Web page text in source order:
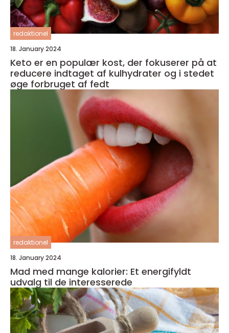
redaktionel
18. January 2024
Keto er en populær kost, der fokuserer på at
reducere indtaget af kulhydrater og i stedet
øge forbruget af fedt
redaktionel
18. January 2024
Mad med mange kalorier: Et energifyldt
udvalg til de interesserede